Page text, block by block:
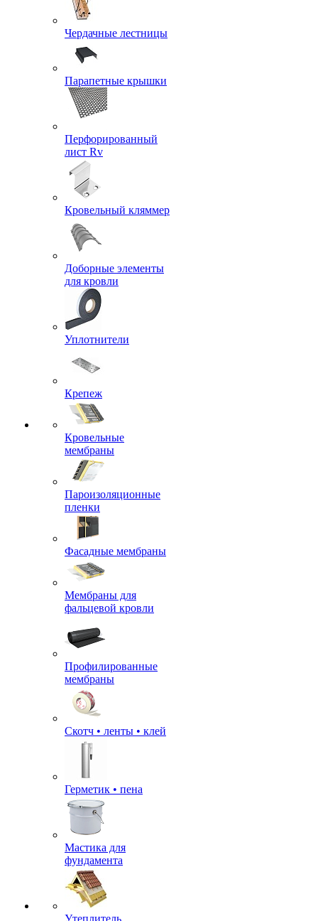
Чердачные лестницы
Парапетные крышки
Перфорированный
лист Rv
Кровельный кляммер
Доборные элементы
для кровли
Уплотнители
Крепеж
Кровельные
мембраны
Пароизоляционные
пленки
Фасадные мембраны
Мембраны для
фальцевой кровли
Профилированные
мембраны
Скотч • ленты • клей
Герметик • пена
Мастика для
фундамента
Утеплитель